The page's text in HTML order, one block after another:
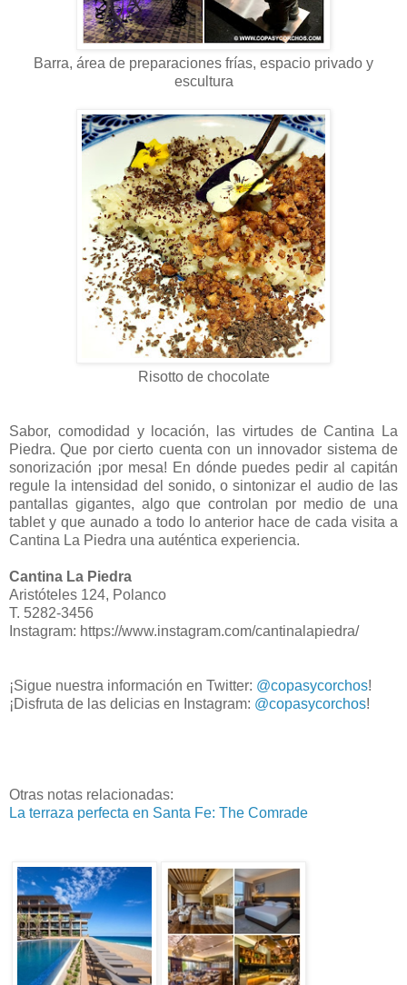
Barra, área de preparaciones frías, espacio privado y
escultura
Risotto de chocolate
Sabor, comodidad y locación, las virtudes de Cantina La
Piedra. Que por cierto cuenta con un innovador sistema de
sonorización ¡por mesa! En dónde puedes pedir al capitán
regule la intensidad del sonido, o sintonizar el audio de las
pantallas gigantes, algo que controlan por medio de una
tablet y que aunado a todo lo anterior hace de cada visita a
Cantina La Piedra una auténtica experiencia.
Cantina La Piedra
Aristóteles 124, Polanco
T. 5282-3456
Instagram: https://www.instagram.com/cantinalapiedra/
¡Sigue nuestra información en Twitter: @copasycorchos!
¡Disfruta de las delicias en Instagram: @copasycorchos!
Otras notas relacionadas:
La terraza perfecta en Santa Fe: The Comrade